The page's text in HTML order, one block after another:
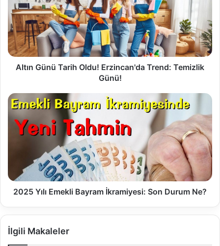
Altın Günü Tarih Oldu! Erzincan'da Trend: Temizlik
Günü!
2025 Yılı Emekli Bayram İkramiyesi: Son Durum Ne?
İlgili Makaleler